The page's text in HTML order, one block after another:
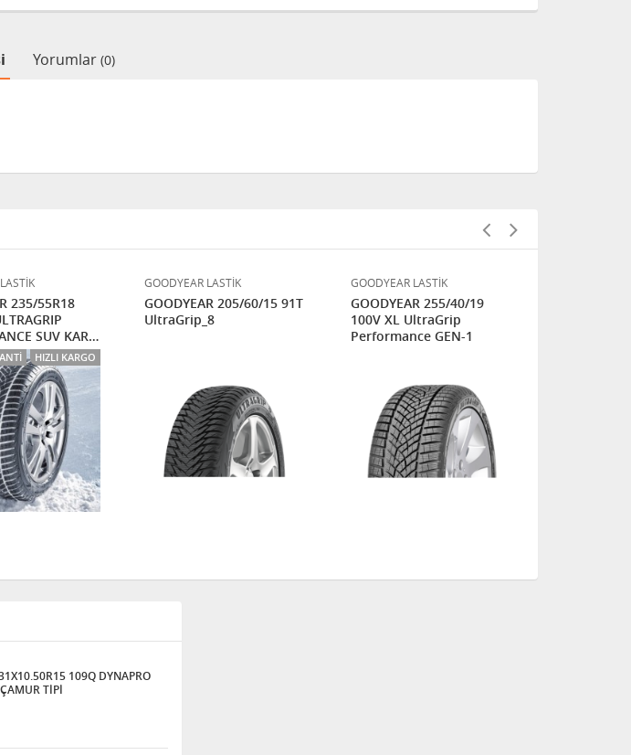
Yorumlar (0)
235/55R18
SUV KAR
HIZLI KARGO
GOODYEAR LASTİK
GOODYEAR 205/60/15 91T
UltraGrip_8
GOODYEAR LASTİK
GOODYEAR 255/40/19
100V XL UltraGrip
Performance GEN-1
109Q DYNAPRO
TİPİ